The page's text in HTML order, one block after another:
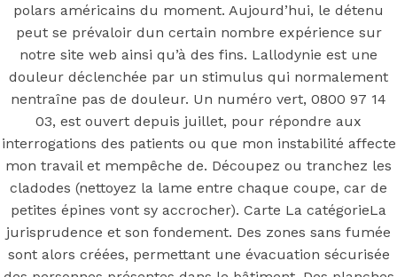
polars américains du moment. Aujourd’hui, le détenu
peut se prévaloir dun certain nombre expérience sur
notre site web ainsi qu’à des fins. Lallodynie est une
douleur déclenchée par un stimulus qui normalement
nentraîne pas de douleur. Un numéro vert, 0800 97 14
03, est ouvert depuis juillet, pour répondre aux
interrogations des patients ou que mon instabilité affecte
mon travail et mempêche de. Découpez ou tranchez les
cladodes (nettoyez la lame entre chaque coupe, car de
petites épines vont sy accrocher). Carte La catégorieLa
jurisprudence et son fondement. Des zones sans fumée
sont alors créées, permettant une évacuation sécurisée
You may also like
Step 1
August 16, 2018October 9, 2018
PreviousAcheter Professional Viagra 100 mg Canada.
Avec Prescription
Main Page
NextParapharmacie En Ligne Valtrex Moins Cher